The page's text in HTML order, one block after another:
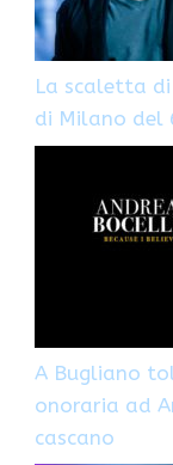
La scaletta
di Milano del
A Bugliano
onoraria ad
cascano